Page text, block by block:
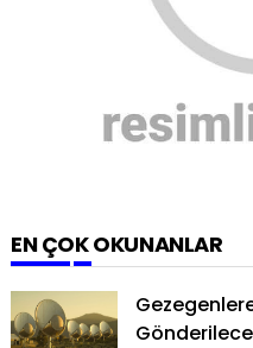
EN ÇOK OKUNANLAR